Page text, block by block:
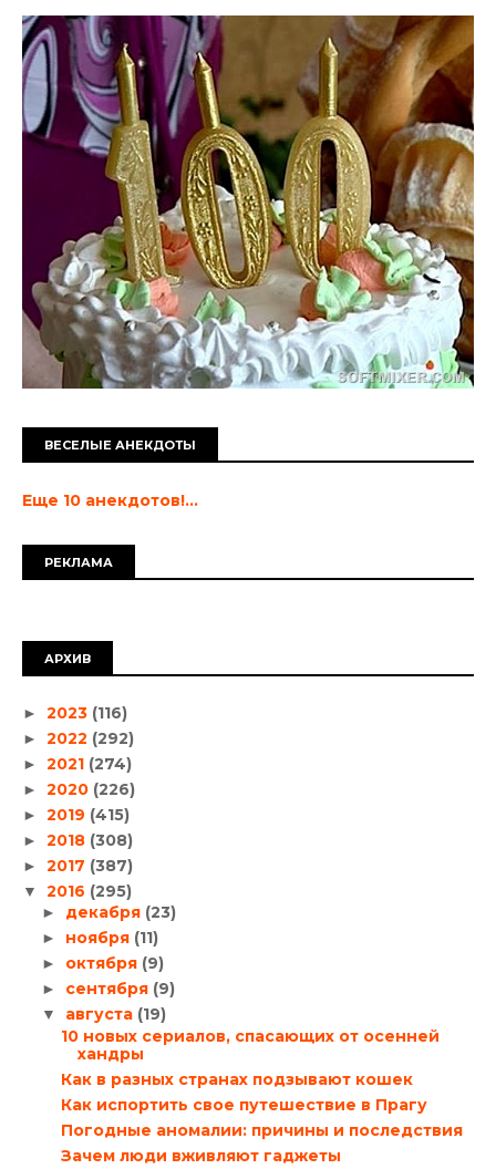
ВЕСЕЛЫЕ АНЕКДОТЫ
Еще 10 анекдотов!...
РЕКЛАМА
АРХИВ
► 2023 (116)
► 2022 (292)
► 2021 (274)
► 2020 (226)
► 2019 (415)
► 2018 (308)
► 2017 (387)
▼ 2016 (295)
► декабря (23)
► ноября (11)
► октября (9)
► сентября (9)
▼ августа (19)
10 новых сериалов, спасающих от осенней
хандры
Как в разных странах подзывают кошек
Как испортить свое путешествие в Прагу
Погодные аномалии: причины и последствия
Зачем люди вживляют гаджеты